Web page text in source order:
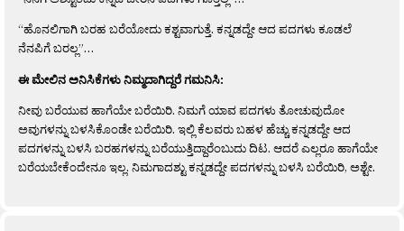
“ಹೊನಲಿಗಾಗಿ ಬರಹ ಬರೆಯೋದು ಕಶ್ಟವಾಗುತ್ತೆ. ಕನ್ನಡದ್ದೇ ಆದ ಪದಗಳು ಕೂಡಲೆ
ನೆನಪಿಗೆ ಬರಲ್ಲ”…
ಈ ಮೇಲಿನ ಅನಿಸಿಕೆಗಳು ನಿಮ್ಮದಾಗಿದ್ದರೆ ಗಮನಿಸಿ:
ನೀವು ಬರೆಯುವ ಹಾಗೆಯೇ ಬರೆಯಿರಿ. ನಿಮಗೆ ಯಾವ ಪದಗಳು ತೋಚುವುದೋ
ಅವುಗಳನ್ನು ಬಳಸಿಕೊಂಡೇ ಬರೆಯಿರಿ. ಇಲ್ಲಿ ಕೆಲವರು ಬಹಳ ಹೆಚ್ಚು ಕನ್ನಡದ್ದೇ ಆದ
ಪದಗಳನ್ನು ಬಳಸಿ ಬರಹಗಳನ್ನು ಬರೆಯುತ್ತಿದ್ದಾರೆಂಬುದು ದಿಟ. ಆದರೆ ಎಲ್ಲರೂ ಹಾಗೆಯೇ
ಬರೆಯಬೇಕೆಂದೇನೂ ಇಲ್ಲ. ನಿಮಗಾದಶ್ಟು ಕನ್ನಡದ್ದೇ ಪದಗಳನ್ನು ಬಳಸಿ ಬರೆಯಿರಿ, ಅಶ್ಟೇ.